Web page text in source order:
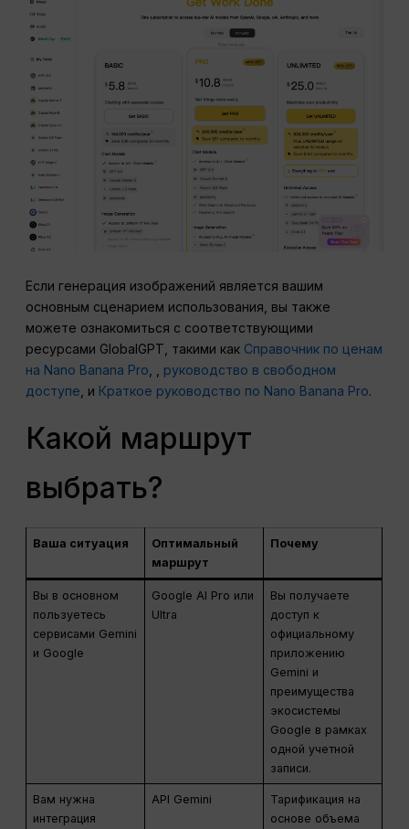
Если генерация изображений является вашим
основным сценарием использования, вы также
можете ознакомиться с соответствующими
ресурсами GlobalGPT, такими как Справочник по ценам
на Nano Banana Pro
руководство в свободном
доступе , и Краткое руководство по Nano Banana Pro.
Какой маршрут
выбрать?
Ваша ситуация
Оптимальный
маршрут
Почему
Вы в основном
пользуетесь
сервисами Gemini
и Google
Google AI Pro или
Ultra
Вы получаете
доступ к
официальному
приложению
Gemini и
преимущества
экосистемы
Google в рамках
одной учетной
записи.
Вам нужна
интеграция
API Gemini
Тарификация на
основе объема